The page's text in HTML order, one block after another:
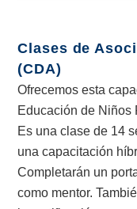
Clases de
(CDA)
Ofrecemos esta
Educación de Niños
Es una clase de 14
una capacitación
Completarán un
como mentor.